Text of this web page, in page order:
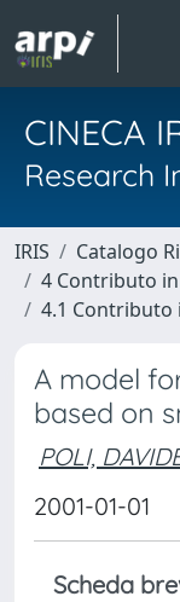
CINECA
Research
IRIS
Catalogo
4 Contributo
4.1 Contributo
A model
based on
POLI,
2001-01-01
Scheda